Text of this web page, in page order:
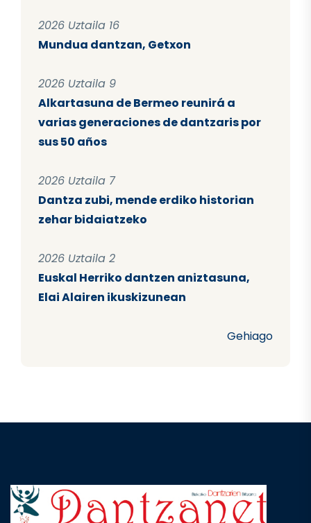
2026 Uztaila 16
Mundua dantzan, Getxon
2026 Uztaila 9
Alkartasuna de Bermeo reunirá a
varias generaciones de dantzaris por
sus 50 años
2026 Uztaila 7
Dantza zubi, mende erdiko historian
zehar bidaiatzeko
2026 Uztaila 2
Euskal Herriko dantzen aniztasuna,
Elai Alairen ikuskizunean
Gehiago